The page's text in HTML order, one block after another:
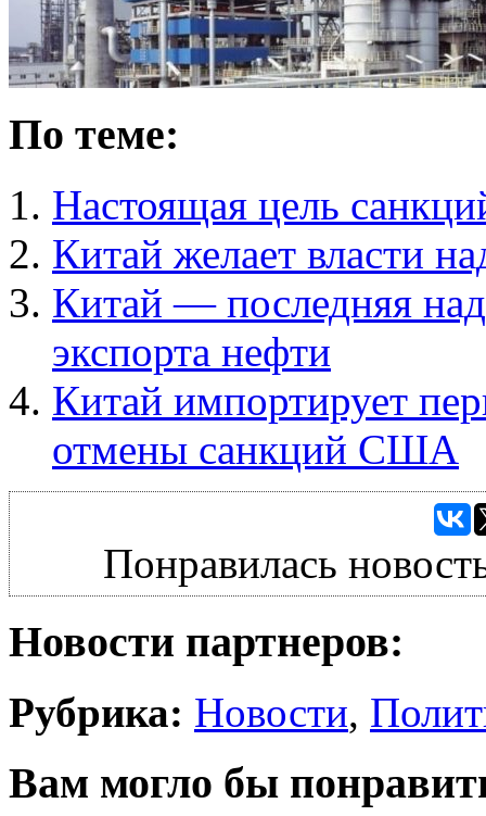
По теме:
Настоящая цель
Китай желает власти
Китай — последняя
экспорта нефти
Китай импортирует
отмены санкций США
Понравилась
Новости партнеров:
Рубрика: Новости,
Вам могло бы